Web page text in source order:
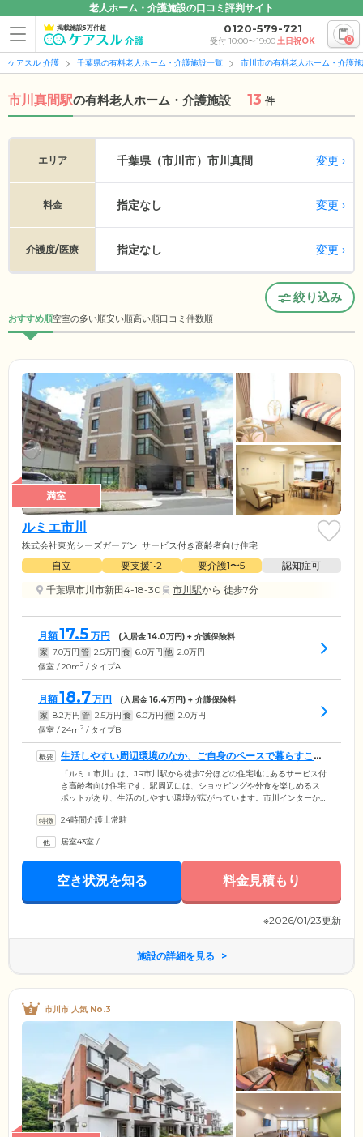
老人ホーム・介護施設の口コミ評判サイト
掲載施設5万件超 0120-579-721
受付 10:00〜19:00土日祝OK 0
ケアスル 介護 千葉県の有料老人ホーム・介護施設一覧 市川市の有料老人ホーム・介護
市川真間駅の有料老人ホーム・介護施設 13 件
エリア 千葉県（市川市） 市川真間 変更
料金 指定なし 変更
介護度/医療 指定なし 変更
絞り込み
おすすめ順空室の多い順安い順高い順口コミ件数順
満室
ルミエ市川
株式会社東光シーズガーデン サービス付き高齢者向け住宅
自立 要支援1•2 要介護1〜5
認知症可
千葉県市川市新田4-18-30
市川駅から 徒歩7分
月額17.5 万円 (入居金14.0万円) + 介護保険料
家 7.0万円 管 2.5万円 食 6.0万円 他 2.0万円
個室 / 20m2 / タイプA
月額18.7万円 (入居金16.4万円) + 介護保険料
家 8.2万円 管 2.5万円 食 6.0万円 他 2.0万円
個室 / 24m2 / タイプB
生活しやすい周辺環境のなか、ご自身のペースで暮らすこと
ができます
「ルミエ市川」は、JR市川駅から徒歩7分ほどの住宅地にあるサービス付
き高齢者向け住宅です。駅周辺には、ショッピングや外食を楽しめるス
ポットがあり、生活のしやすい環境が広がっています。市川インターか
れています。そんな当施設でご入居いただくお部屋は、A～Dの4タイプ
選びいただけます。おひとりのご入居はもちろん、ご夫婦でご入居いた
だけるお部屋もご用意。プライベートに配慮していますので、安心して
24時間介護士常駐
居室43室 /
空き状況を知る 料金見積もり
※2026/01/23更新
施設の詳細を見る
市川市 人気 No.3